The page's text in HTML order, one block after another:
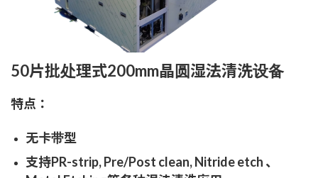
50片批处理式200mm晶圆湿法清洗设备
特点：
无卡带型
支持PR-strip, Pre/Post clean, Nitride etch 、